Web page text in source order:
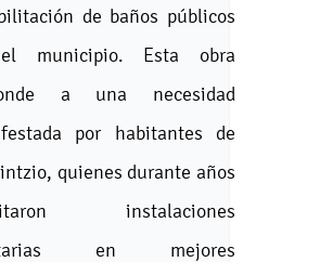
de baños públicos
municipio. Esta obra
a una necesidad
por habitantes de
quienes durante años
instalaciones
en mejores